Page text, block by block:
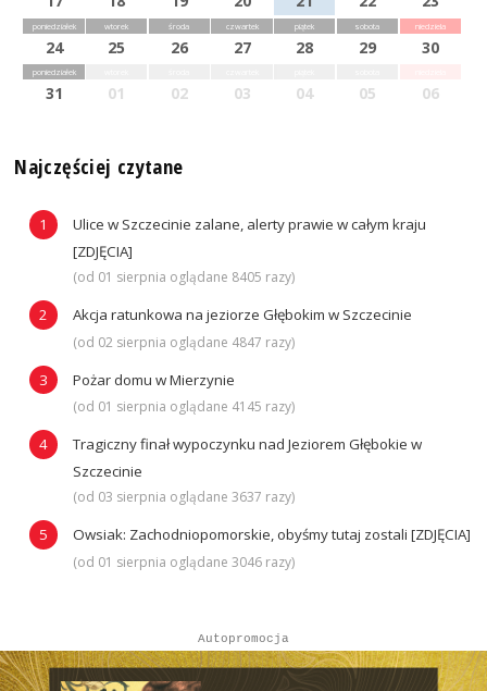
poniedziałek
24
wtorek
25
środa
26
czwartek
27
piątek
28
sobota
29
niedziela
30
poniedziałek
31 01 02 03 04 05 06
Najczęściej czytane
Ulice w Szczecinie zalane, alerty prawie w całym kraju
[ZDJĘCIA]
(od 01 sierpnia oglądane 8405 razy)
Akcja ratunkowa na jeziorze Głębokim w Szczecinie
(od 02 sierpnia oglądane 4847 razy)
Pożar domu w Mierzynie
(od 01 sierpnia oglądane 4145 razy)
Tragiczny finał wypoczynku nad Jeziorem Głębokie w
Szczecinie
(od 03 sierpnia oglądane 3637 razy)
Owsiak: Zachodniopomorskie, obyśmy tutaj zostali [ZDJĘCIA]
(od 01 sierpnia oglądane 3046 razy)
Autopromocja